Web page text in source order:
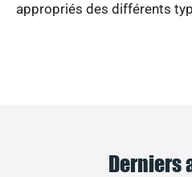
appropriés des différents
Derniers